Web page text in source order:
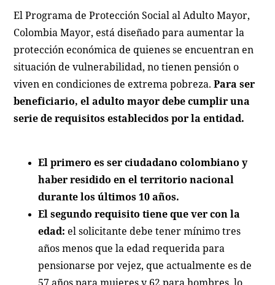
El Programa de Protección Social al Adulto Mayor,
Colombia Mayor, está diseñado para aumentar la
protección económica de quienes se encuentran en
situación de vulnerabilidad, no tienen pensión o
viven en condiciones de extrema pobreza.Para ser
beneficiario, el adulto mayor debe cumplir una
serie de requisitos establecidos por la entidad.
El primero es ser ciudadano colombiano y
haber residido en el territorio nacional
durante los últimos 10 años.
El segundo requisito tiene que ver con la
edad: el solicitante debe tener mínimo tres
años menos que la edad requerida para
pensionarse por vejez, que actualmente es de